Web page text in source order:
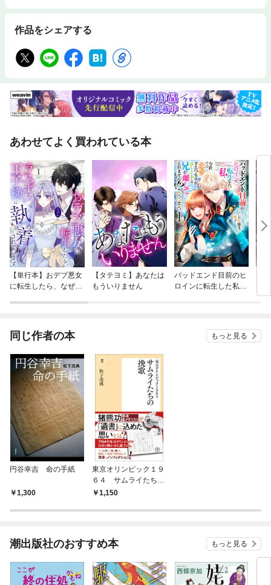
作品をシェアする
あわせてよく買われている本
【単行本】おデブ悪女
に転生したら、なぜか
【タテヨミ】あなたは
もういりません
バッドエンド目前のヒ
ロインに転生した私、
同じ作者の本 もっと見る
円谷幸吉 命の手紙
1,300
東京オリンピック１９
６４ サムライたちの
挽歌1,150
潮出版社のおすすめ本 もっと見る